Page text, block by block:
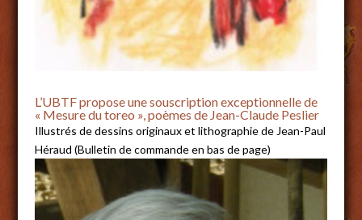
L’UBTF propose une souscription exceptionnelle de
« Mesure du toreo », poèmes de Jean-Claude Peslier
Illustrés de dessins originaux et lithographie de Jean-Paul
Héraud (Bulletin de commande en bas de page)